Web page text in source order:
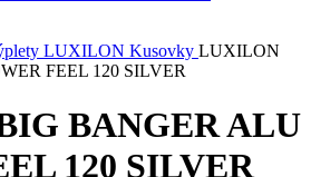
LUXILON Kusovky LUXILON
FEEL 120 SILVER
BANGER ALU
120 SILVER